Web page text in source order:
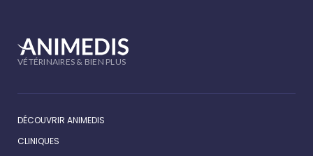
VÉTÉRINAIRES & BIEN PLUS
DÉCOUVRIR ANIMEDIS
CLINIQUES